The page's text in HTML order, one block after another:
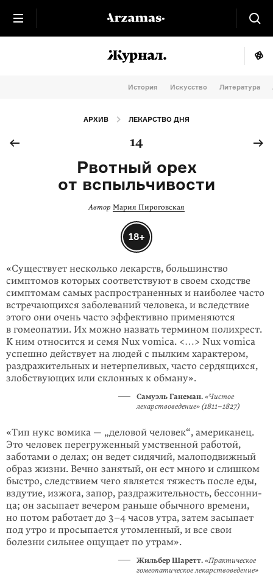
История Искусство Литература
АРХИВ ЛЕКАРСТВО ДНЯ
14
Рвотный орех
от вспыльчивости
Автор Мария Пироговская
18+
«Существует несколько лекарств, большинство
симптомов которых соответствуют в своем сходстве
симптомам самых распространенных и наиболее часто
встречающихся заболеваний человека, и вследствие
этого они очень часто эффективно применяются
в гомеопатии. Их можно назвать термином полихрест.
К ним относится и семя Nux vomica. <…> Nux vomica
успешно действует на людей с пылким харак­тером,
раздражитель­ных и нетерпеливых, часто сердящихся,
злоб­ствующих или склонных к обману».
Самуэль Ганеман. «Чистое
лекарство­ведение» (1811–1827)
«Тип нукс вомика — „деловой человек“, американец.
Это человек перегруженный умственной работой,
заботами о делах; он ведет сидячий, малоподвижный
образ жизни. Вечно занятый, он ест много и слишком
быстро, следствием чего является тяжесть после еды,
вздутие, изжога, запор, раздражительность, бессонни­
ца; он засыпает вечером раньше обычного времени,
но потом работает до 3–4 часов утра, затем засыпает
под утро и просыпается утомленный, и все свои
болезни сильнее ощущает по утрам».
Жильбер Шаретт. «Практическое
гомеопатическое лекарствоведение»